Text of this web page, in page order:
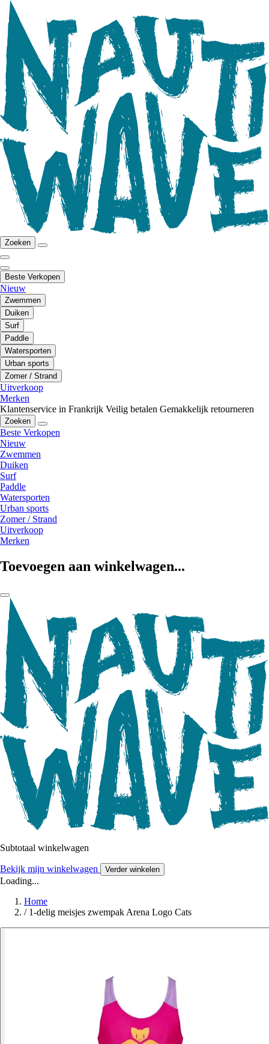
Zoeken
Beste Verkopen
Nieuw
Zwemmen
Duiken
Surf
Paddle
Watersporten
Urban sports
Zomer / Strand
Uitverkoop
Merken
Klantenservice in Frankrijk Veilig betalen Gemakkelijk retourneren
Zoeken
Beste Verkopen
Nieuw
Zwemmen
Duiken
Surf
Paddle
Watersporten
Urban sports
Zomer / Strand
Uitverkoop
Merken
Toevoegen aan winkelwagen...
Subtotaal winkelwagen
Bekijk mijn winkelwagen Verder winkelen
Loading...
Home
/ 1-delig meisjes zwempak Arena Logo Cats